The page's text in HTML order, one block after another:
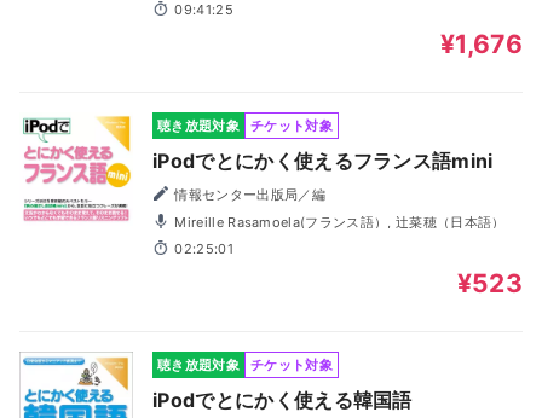
09:41:25
¥1,676
聴き放題対象 チケット対象
iPodでとにかく使えるフランス語mini
情報センター出版局／編
Mireille Rasamoela(フランス語）, 辻菜穂（日本語）
02:25:01
¥523
聴き放題対象 チケット対象
iPodでとにかく使える韓国語